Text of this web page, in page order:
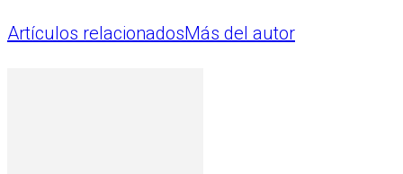
Artículos relacionadosMás del autor